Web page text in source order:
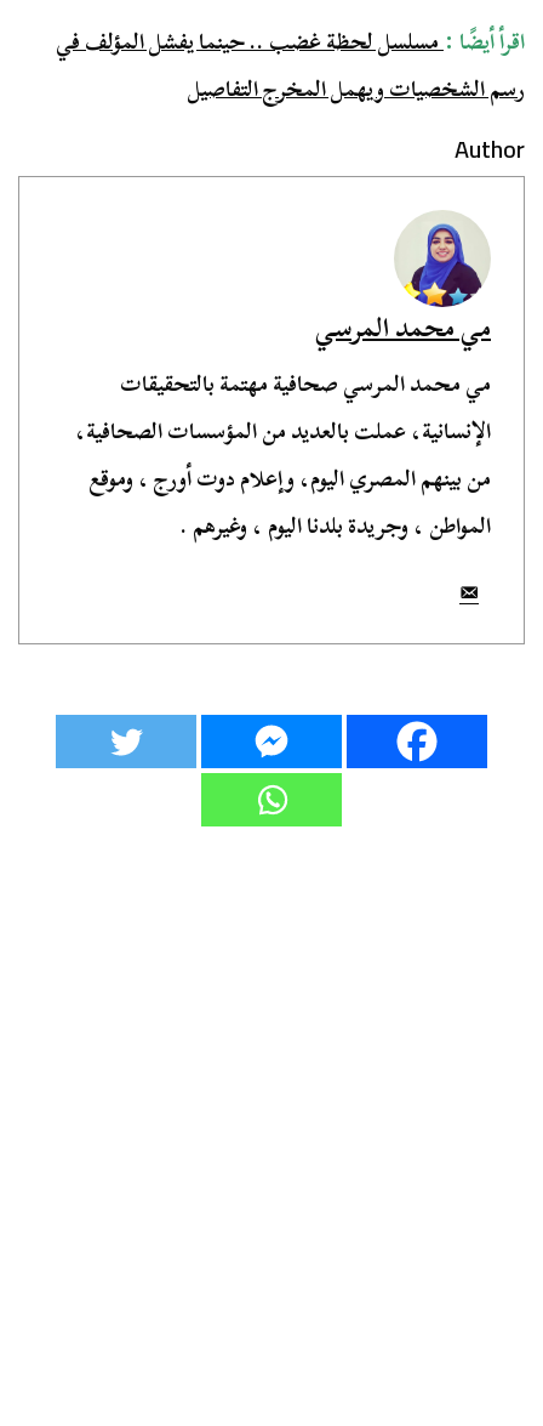
اقرأ أيضًا :مسلسل لحظة غضب .. حينما يفشل المؤلف في
رسم الشخصيات ويهمل المخرج التفاصيل
Author
مي محمد المرسي
مي محمد المرسي صحافية مهتمة بالتحقيقات
الإنسانية، عملت بالعديد من المؤسسات الصحافية،
من بينهم المصري اليوم، وإعلام دوت أورج ، وموقع
المواطن ، وجريدة بلدنا اليوم ، وغيرهم .